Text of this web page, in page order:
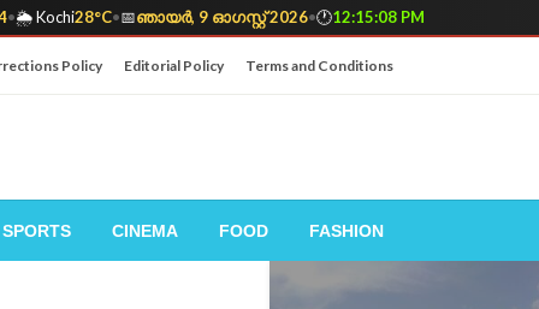
•🌦️ Kochi28°C•📅ഞായർ, 9 ഓഗസ്റ്റ് 2026•🕐12:15:10 PM
Policy Editorial Policy Terms and Conditions
SPORTS CINEMA FOOD FASHION